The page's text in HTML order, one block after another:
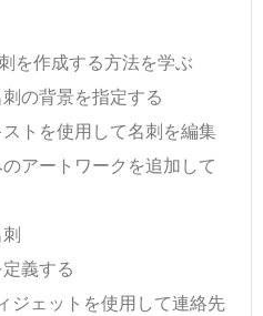
を作成する方法を学ぶ
の背景を指定する
トを使用して名刺を編集
アートワークを追加して
義する
ェットを使用して連絡先